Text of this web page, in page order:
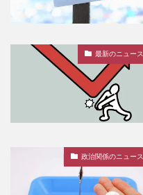
最新のニュース
政治関係のニュース